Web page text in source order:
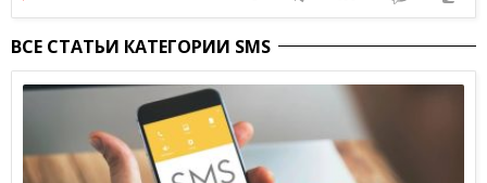
ВСЕ СТАТЬИ КАТЕГОРИИ SMS